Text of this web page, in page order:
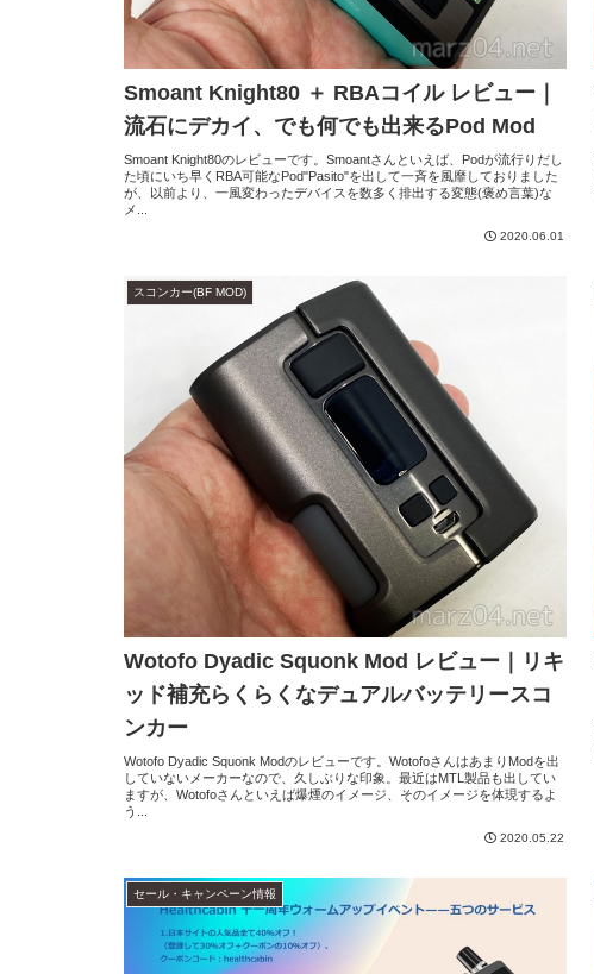
Smoant Knight80 ＋ RBAコイル レビュー｜
流石にデカイ、でも何でも出来るPod Mod
Smoant Knight80のレビューです。Smoantさんといえば、Podが流行りだし
た頃にいち早くRBA可能なPod"Pasito"を出して一斉を風靡しておりました
が、以前より、一風変わったデバイスを数多く排出する変態(褒め言葉)な
メ...
2020.06.01
スコンカー(BF MOD)
Wotofo Dyadic Squonk Mod レビュー｜リキ
ッド補充らくらくなデュアルバッテリースコ
ンカー
Wotofo Dyadic Squonk Modのレビューです。WotofoさんはあまりModを出
していないメーカーなので、久しぶりな印象。最近はMTL製品も出してい
ますが、Wotofoさんといえば爆煙のイメージ、そのイメージを体現するよ
う...
2020.05.22
セール・キャンペーン情報